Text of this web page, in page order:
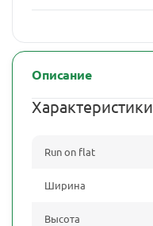
Описание
Характеристики
Run on flat
Ширина
Высота